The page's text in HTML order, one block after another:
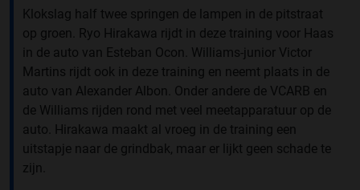
Klokslag half twee springen de lampen in de pitstraat
op groen. Ryo Hirakawa rijdt in deze training voor Haas
in de auto van Esteban Ocon. Williams-junior Victor
Martins rijdt ook in deze training en neemt plaats in de
auto van Alexander Albon. Onder andere de VCARB en
de Williams rijden rond met veel meetapparatuur op de
auto. Hirakawa maakt al vroeg in de training een
uitstapje naar de grindbak, maar er lijkt geen schade te
zijn.